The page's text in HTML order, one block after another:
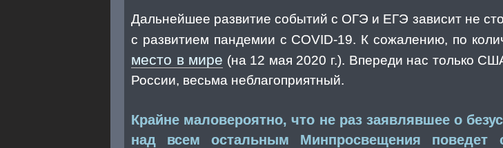
Дальнейшее развитие событий с ОГЭ и ЕГЭ зависит не
с развитием пандемии с COVID-19. К сожалению, по
место в мире (на 12 мая 2020 г.). Впереди нас только
России, весьма неблагоприятный.
Крайне маловероятно, что не раз заявлявшее о
над всем остальным Минпросвещения поведет